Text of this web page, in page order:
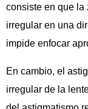
consiste en que la
irregular en una
impide enfocar
En cambio, el
irregular de la